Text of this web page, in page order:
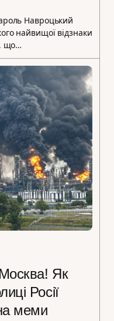
Навроцький
найвищої відзнаки
що…
Як
Росії
меми